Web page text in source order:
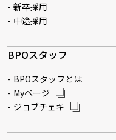
新卒採用
中途採用
BPOスタッフ
BPOスタッフとは
Myページ
ジョブチェキ